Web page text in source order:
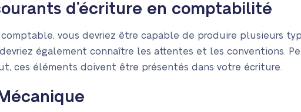
d’écriture en comptabilité
vous devriez être capable de produire plusieurs
également connaître les attentes et les conventions.
ces éléments doivent être présentés dans votre écriture.